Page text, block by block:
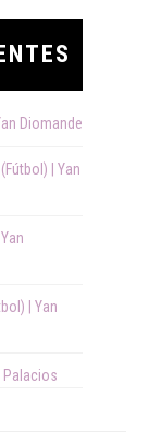
Diomande
| Yan
| Yan
Palacios